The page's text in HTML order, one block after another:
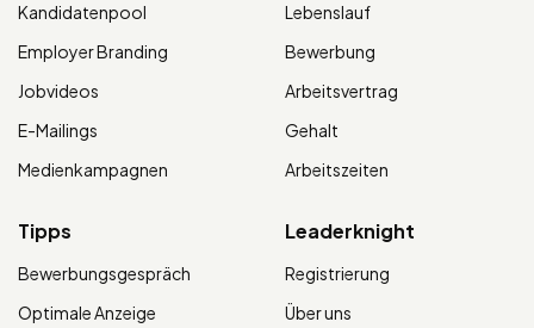
Kandidatenpool
Employer Branding
Jobvideos
E-Mailings
Medienkampagnen
Lebenslauf
Bewerbung
Arbeitsvertrag
Gehalt
Arbeitszeiten
Tipps
Bewerbungsgespräch
Optimale Anzeige
Leaderknight
Registrierung
Über uns